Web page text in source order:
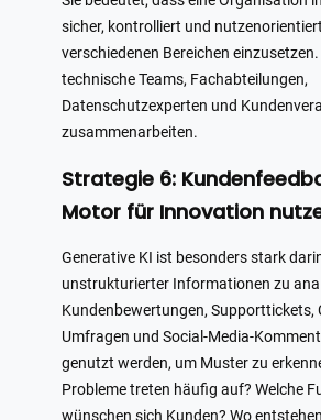
sicher, kontrolliert und
verschiedenen Bereichen
technische Teams, Fachabteilungen,
Datenschutzexperten und
zusammenarbeiten.
Strategie 6:
Motor für Innovation
Generative KI ist besonders stark
unstrukturierter Informationen zu
Kundenbewertungen, Supporttickets,
Umfragen und Social-Media-
genutzt werden, um Muster zu
Probleme treten häufig auf? Welche